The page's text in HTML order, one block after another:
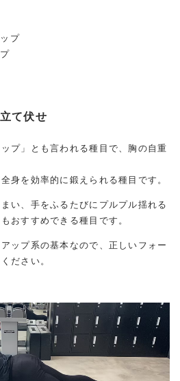
プ
て伏せ
プ」とも言われる種目で、胸の自重
身を効率的に鍛えられる種目です。
い、手をふるたびにプルプル揺れる
おすすめできる種目です。
ップ系の基本なので、正しいフォー
ださい。